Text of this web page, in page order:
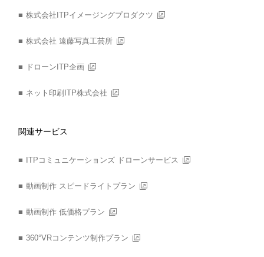
株式会社ITPイメージングプロダクツ
株式会社 遠藤写真工芸所
ドローンITP企画
ネット印刷ITP株式会社
関連サービス
ITPコミュニケーションズ ドローンサービス
動画制作 スピードライトプラン
動画制作 低価格プラン
360°VRコンテンツ制作プラン